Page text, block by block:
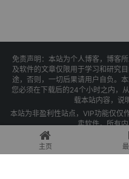
免责声明：本站为个人博客，博客
及软件的文章仅限用于学习和研究
途，否则，一切后果请用户自负。
您必须在下载后的24个小时之内，
载本站内容，说
本站为非盈利性站点，VIP功能仅仅
卖软件，所有
Copyright © 2025 果核
主页